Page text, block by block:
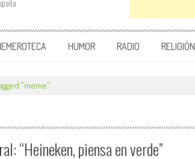
HUMOR RADIO RELIGIÓN
"meme"
“Heineken, piensa en verde”